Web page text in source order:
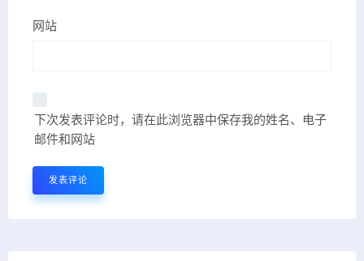
网站
下次发表评论时，请在此浏览器中保存我的姓名、电子
邮件和网站